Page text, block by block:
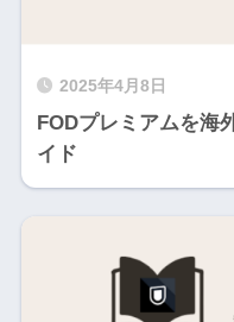
2025年4月8日
FODプレミアムを海
イド